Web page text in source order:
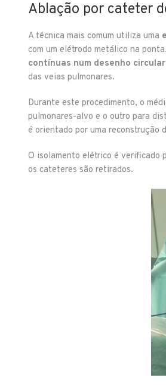
Ablação por cateter
A técnica mais comum utiliza uma
com um elétrodo metálico na
contínuas num desenho
das veias pulmonares.
Durante este procedimento, o
pulmonares-alvo e o outro para
é orientado por uma reconstrução
O isolamento elétrico é verificado
os cateteres são retirados.